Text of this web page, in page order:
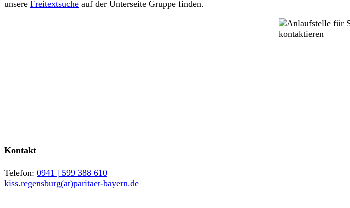
unsere Freitextsuche auf der Unterseite Gruppe finden.
Kontakt
Telefon: 0941 | 599 388 610
kiss.regensburg(at)paritaet-bayern.de